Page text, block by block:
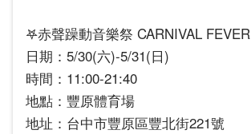
𖤐赤聲躁動音樂祭 CARNIVAL
日期：5/30(六)-5/31(日)
時間：11:00-21:40
地點：豐原體育場
地址：台中市豐原區豐北街221號